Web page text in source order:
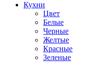
Кухни
Цвет
Белые
Черные
Желтые
Красные
Зеленые